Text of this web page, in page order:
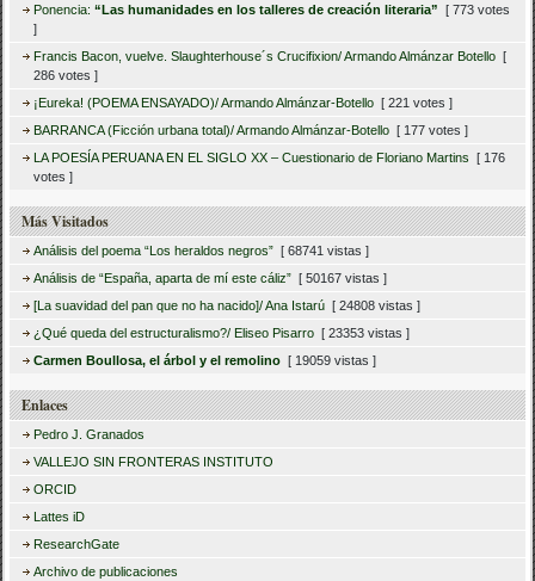
Ponencia:“Las humanidades en los talleres de creación literaria” [ 773 votes
]
Francis Bacon, vuelve. Slaughterhouse´s Crucifixion/ Armando Almánzar Botello [
286 votes ]
¡Eureka! (POEMA ENSAYADO)/ Armando Almánzar-Botello [ 221 votes ]
BARRANCA (Ficción urbana total)/ Armando Almánzar-Botello [ 177 votes ]
LA POESÍA PERUANA EN EL SIGLO XX – Cuestionario de Floriano Martins [ 176
votes ]
Más Visitados
Análisis del poema “Los heraldos negros” [ 68741 vistas ]
Análisis de “España, aparta de mí este cáliz” [ 50167 vistas ]
[La suavidad del pan que no ha nacido]/ Ana Istarú [ 24808 vistas ]
¿Qué queda del estructuralismo?/ Eliseo Pisarro [ 23353 vistas ]
Carmen Boullosa, el árbol y el remolino [ 19059 vistas ]
Enlaces
Pedro J. Granados
VALLEJO SIN FRONTERAS INSTITUTO
ORCID
Lattes iD
ResearchGate
Archivo de publicaciones